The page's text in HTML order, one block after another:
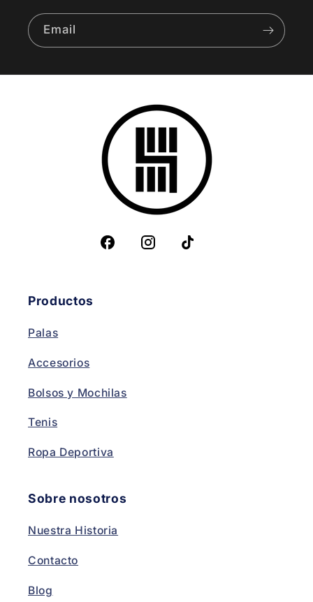
Email
Productos
Palas
Accesorios
Bolsos y Mochilas
Tenis
Ropa Deportiva
Sobre nosotros
Nuestra Historia
Contacto
Blog